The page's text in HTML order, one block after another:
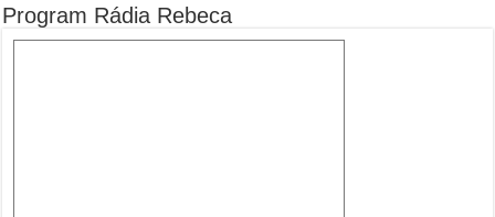
Program Rádia Rebeca